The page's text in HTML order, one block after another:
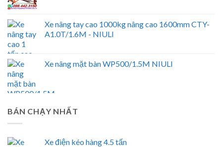
Xe nâng tay cao 1000kg nâng cao 1600mm CTY-
A1.0T/1.6M - NIULI
Xe nâng mặt bàn WP500/1.5M NIULI
BÁN CHẠY NHẤT
Xe điện kéo hàng 4.5 tấn